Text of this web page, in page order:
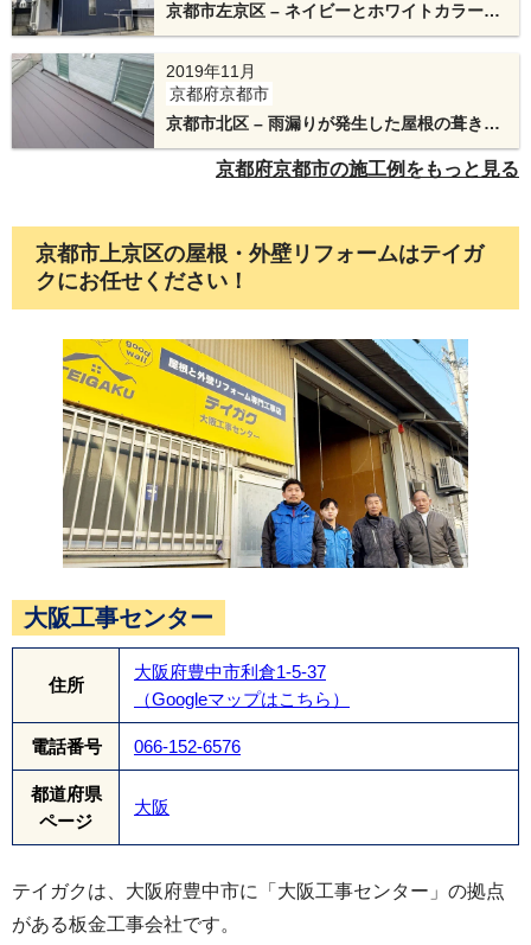
雨どいも新しく交換することで、屋根が受けた雨
を排水する機能も向上させました。
もに優れた屋根に生まれ変わりました。
京都市左京区 – ネイビーとホワイトカラーの
配色で外壁塗装と屋根カバー工法
2019年11月
京都府京都市
京都市北区 – 雨漏りが発生した屋根の葺き替
えリフォーム
京都府京都市の施工例をもっと見る
京都市上京区の屋根・外壁リフォームはテイガ
クにお任せください！
大阪工事センター
住所
大阪府豊中市利倉1-5-37
（Googleマップはこちら）
電話番号 066-152-6576
都道府県
ページ
大阪
テイガクは、大阪府豊中市に「大阪工事センター」の拠点
がある板金工事会社です。